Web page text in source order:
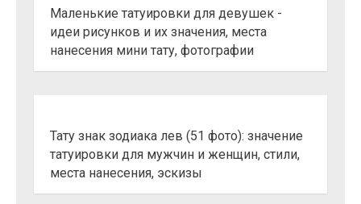
Маленькие татуировки для девушек -
идеи рисунков и их значения, места
нанесения мини тату, фотографии
Тату знак зодиака лев (51 фото): значение
татуировки для мужчин и женщин, стили,
места нанесения, эскизы